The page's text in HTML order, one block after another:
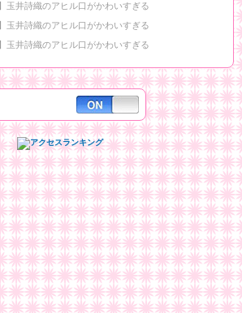
玉井詩織のアヒル口がかわいすぎる
玉井詩織のアヒル口がかわいすぎる
玉井詩織のアヒル口がかわいすぎる